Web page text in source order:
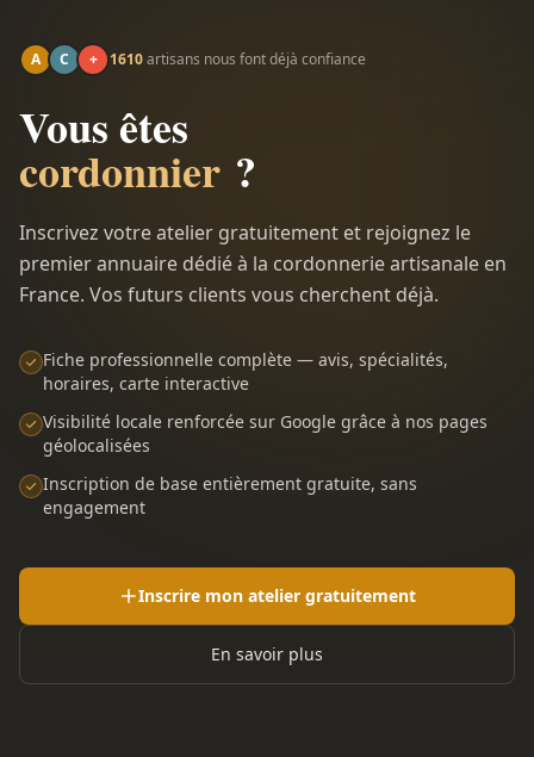
A C + 1610artisans nous font déjà confiance
Vous êtes
cordonnier ?
Inscrivez votre atelier gratuitement et rejoignez le
premier annuaire dédié à la cordonnerie artisanale en
France. Vos futurs clients vous cherchent déjà.
Fiche professionnelle complète — avis, spécialités,
horaires, carte interactive
Visibilité locale renforcée sur Google grâce à nos pages
géolocalisées
Inscription de base entièrement gratuite, sans
engagement
Inscrire mon atelier gratuitement
En savoir plus